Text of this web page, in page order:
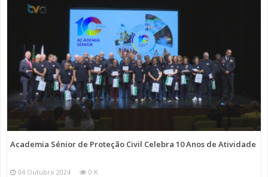
Academia Sénior de Proteção Civil Celebra 10 Anos de Atividade
04 Outubro 2024 0 K